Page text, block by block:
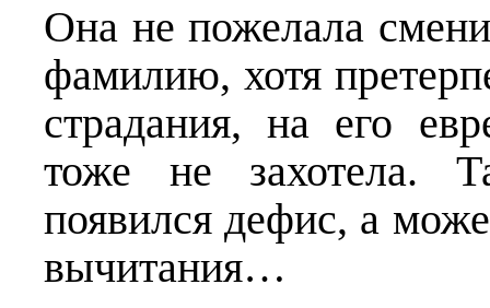
Она не пожелала
фамилию, хотя
страдания, на его
тоже не захотела.
появился дефис, а
вычитания…